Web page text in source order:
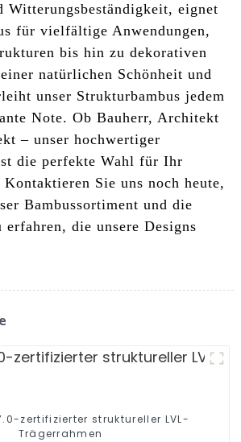
Witterungsbeständigkeit, eignet
für vielfältige Anwendungen,
bis hin zu dekorativen
natürlichen Schönheit und
unser Strukturbambus jedem
Note. Ob Bauherr, Architekt
– unser hochwertiger
die perfekte Wahl für Ihr
Sie uns noch heute,
Bambussortiment und die
die unsere Designs
zertifizierter struktureller LVL-
Trägerrahmen